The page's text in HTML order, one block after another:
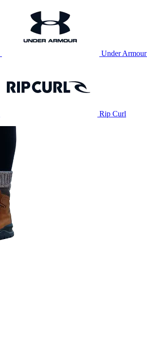
Under Armour
Rip Curl